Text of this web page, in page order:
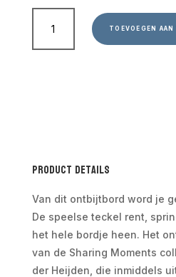
Ontbijtbord
Teckel
Nhaan
TOEVOEGEN AAN
Product Details
Van dit ontbijtbord word je
De speelse teckel rent,
het hele bordje heen. Het
van de Sharing Moments
der Heijden, die inmiddels